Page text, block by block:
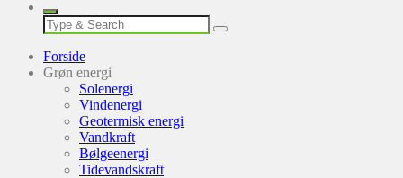
Forside
Grøn energi
Solenergi
Vindenergi
Geotermisk energi
Vandkraft
Bølgeenergi
Tidevandskraft